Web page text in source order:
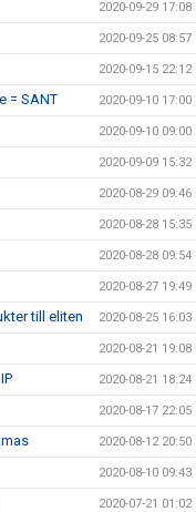
2020-09-29 17:08
2020-09-25 08:57
2020-09-15 22:12
= SANT 2020-09-10 17:00
2020-09-10 09:00
2020-09-09 15:32
2020-08-29 09:46
2020-08-28 15:35
2020-08-28 09:54
2020-08-27 19:49
till eliten 2020-08-25 16:03
2020-08-21 19:08
2020-08-21 18:24
2020-08-17 22:05
2020-08-12 20:50
2020-08-10 09:43
2020-07-21 01:02